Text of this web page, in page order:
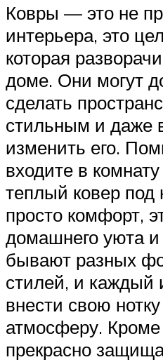
Ковры — это не
интерьера, это
которая
доме. Они могут
сделать
стильным и даже
изменить его.
входите в
теплый ковер под
просто комфорт,
домашнего уюта
бывают разных
стилей, и каждый
внести свою
атмосферу. Кроме
прекрасно